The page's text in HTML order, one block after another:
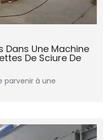
Dans Une Machine
De Sciure De
parvenir à une